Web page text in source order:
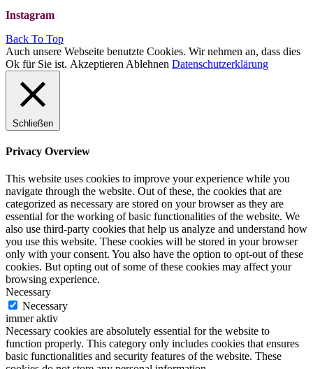
Instagram
Back To Top
Auch unsere Webseite benutzte Cookies. Wir nehmen an, dass dies
Ok für Sie ist. Akzeptieren Ablehnen Datenschutzerklärung
Schließen
Privacy Overview
This website uses cookies to improve your experience while you
navigate through the website. Out of these, the cookies that are
categorized as necessary are stored on your browser as they are
essential for the working of basic functionalities of the website. We
also use third-party cookies that help us analyze and understand how
you use this website. These cookies will be stored in your browser
only with your consent. You also have the option to opt-out of these
cookies. But opting out of some of these cookies may affect your
browsing experience.
Necessary
Necessary
immer aktiv
Necessary cookies are absolutely essential for the website to
function properly. This category only includes cookies that ensures
basic functionalities and security features of the website. These